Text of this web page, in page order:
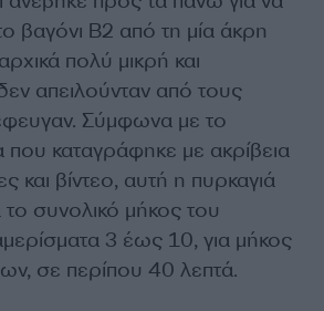
βαγόνι Β2 από τη μία άκρη
πολύ μικρή και
απειλούνταν από τους
Σύμφωνα με το
καταγράφηκε με ακρίβεια
και βίντεο, αυτή η πυρκαγιά
συνολικό μήκος του
3 έως 10, για μήκος
σε περίπου 40 λεπτά.